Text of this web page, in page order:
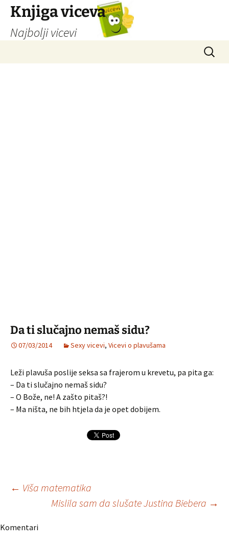
Knjiga viceva
Najbolji vicevi
Da ti slučajno nemaš sidu?
07/03/2014 Sexy vicevi, Vicevi o plavušama
Leži plavuša poslije seksa sa frajerom u krevetu, pa pita ga:
– Da ti slučajno nemaš sidu?
– O Bože, ne! A zašto pitaš?!
– Ma ništa, ne bih htjela da je opet dobijem.
Navigacija
članaka
← Viša matematika
Mislila sam da slušate Justina Biebera →
Komentari